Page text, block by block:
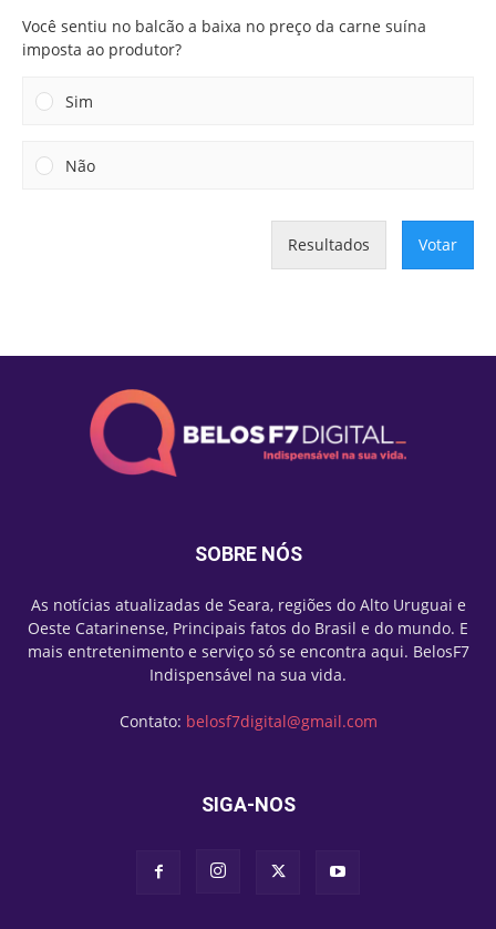
Você sentiu no balcão a baixa no preço da carne suína
imposta ao produtor?
Sim
Não
Resultados Votar
SOBRE NÓS
As notícias atualizadas de Seara, regiões do Alto Uruguai e
Oeste Catarinense, Principais fatos do Brasil e do mundo. E
mais entretenimento e serviço só se encontra aqui. BelosF7
Indispensável na sua vida.
Contato: belosf7digital@gmail.com
SIGA-NOS